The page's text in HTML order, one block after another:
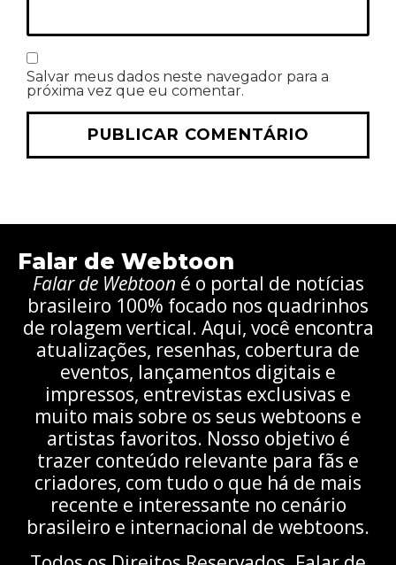
Salvar meus dados neste navegador para a
próxima vez que eu comentar.
Falar de Webtoon
Falar de Webtoon é o portal de notícias
brasileiro 100% focado nos quadrinhos
de rolagem vertical. Aqui, você encontra
atualizações, resenhas, cobertura de
eventos, lançamentos digitais e
impressos, entrevistas exclusivas e
muito mais sobre os seus webtoons e
artistas favoritos. Nosso objetivo é
trazer conteúdo relevante para fãs e
criadores, com tudo o que há de mais
recente e interessante no cenário
brasileiro e internacional de webtoons.